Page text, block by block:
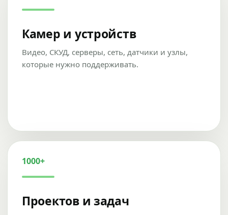
Камер и устройств
Видео, СКУД, серверы, сеть, датчики и узлы,
которые нужно поддерживать.
1000+
Проектов и задач